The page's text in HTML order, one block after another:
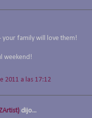
family will love them!
weekend!
2011 a las 17:12
dijo...